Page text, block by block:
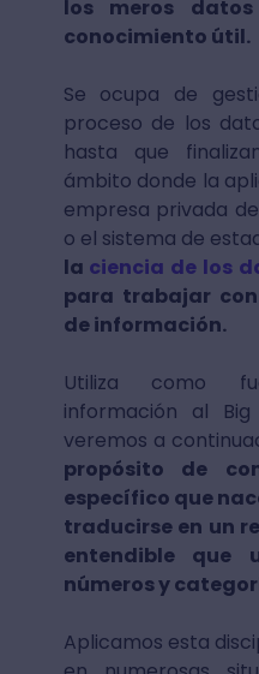
los meros
conocimiento útil.
Se ocupa de
proceso de los
hasta que
ámbito donde la
empresa privada
o el sistema de
la ciencia de los
para trabajar
de información.
Utiliza como
información al
veremos a
propósito de
específico que
traducirse en un
entendible que
números y
Aplicamos esta